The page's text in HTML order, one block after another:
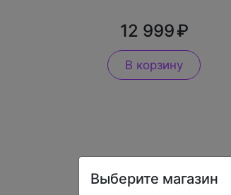
Выберите магазин
12 999
В корзину